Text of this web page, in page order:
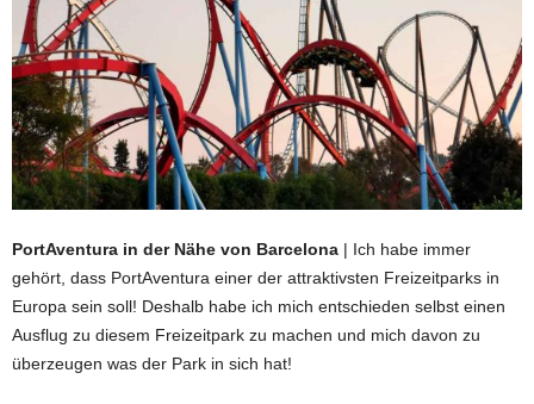
PortAventura in der Nähe von Barcelona | Ich habe immer
gehört, dass PortAventura einer der attraktivsten Freizeitparks in
Europa sein soll! Deshalb habe ich mich entschieden selbst einen
Ausflug zu diesem Freizeitpark zu machen und mich davon zu
überzeugen was der Park in sich hat!